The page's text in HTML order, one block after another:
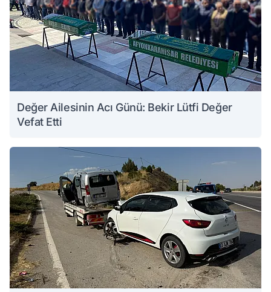
Değer Ailesinin Acı Günü: Bekir Lütfi Değer
Vefat Etti